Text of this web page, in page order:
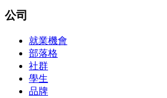
公司
就業機會
部落格
社群
學生
品牌